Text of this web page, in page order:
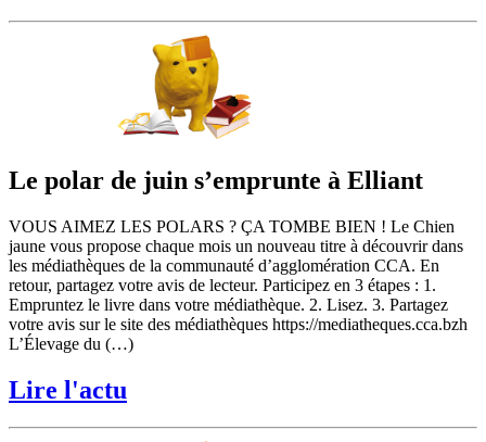
Le polar de juin s’emprunte à Elliant
VOUS AIMEZ LES POLARS ? ÇA TOMBE BIEN ! Le Chien
jaune vous propose chaque mois un nouveau titre à découvrir dans
les médiathèques de la communauté d’agglomération CCA. En
retour, partagez votre avis de lecteur. Participez en 3 étapes : 1.
Empruntez le livre dans votre médiathèque. 2. Lisez. 3. Partagez
votre avis sur le site des médiathèques https://mediatheques.cca.bzh
L’Élevage du (…)
Lire l'actu